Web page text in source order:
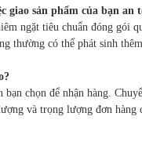
giao sản phẩm của bạn an
ngặt tiêu chuẩn đóng gói
thường có thể phát sinh
bạn chọn để nhận hàng.
và trọng lượng đơn